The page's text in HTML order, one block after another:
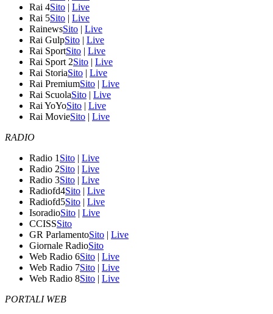
Rai 4Sito | Live
Rai 5Sito | Live
RainewsSito | Live
Rai GulpSito | Live
Rai SportSito | Live
Rai Sport 2Sito | Live
Rai StoriaSito | Live
Rai PremiumSito | Live
Rai ScuolaSito | Live
Rai YoYoSito | Live
Rai MovieSito | Live
RADIO
Radio 1 Sito | Live
Radio 2Sito | Live
Radio 3Sito | Live
Radiofd4Sito | Live
Radiofd5Sito | Live
IsoradioSito | Live
CCISSSito
GR ParlamentoSito | Live
Giornale RadioSito
Web Radio 6Sito | Live
Web Radio 7Sito | Live
Web Radio 8Sito | Live
PORTALI WEB